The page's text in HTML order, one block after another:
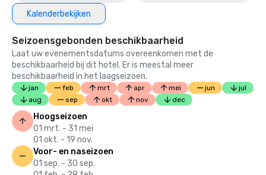
Kalenderbekijken
Seizoensgebonden beschikbaarheid
Laat uw evenementsdatums overeenkomen met de
beschikbaarheid bij dit hotel. Er is meestal meer
beschikbaarheid in het laagseizoen.
jan feb mrt apr mei jun
jul
aug
sep okt nov dec
Hoogseizoen
01 mrt. - 31 mei
01 okt. - 19 nov.
Voor- en naseizoen
01 sep. - 30 sep.